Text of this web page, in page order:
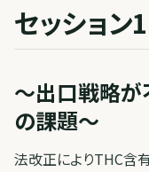
セッション
〜出口戦略
の課題〜
法改正によりTHC含